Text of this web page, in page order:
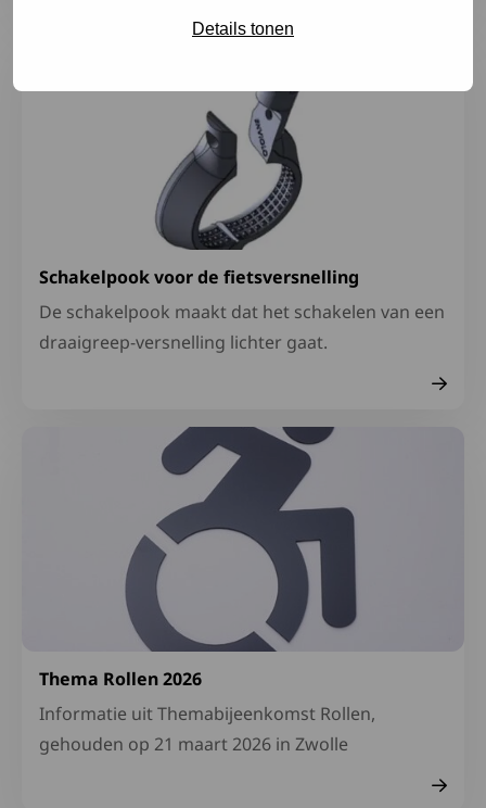
Details tonen
Schakelpook voor de fietsversnelling
De schakelpook maakt dat het schakelen van een
draaigreep-versnelling lichter gaat.
Lees meer over Schakelpook voor de fietsversnelling
Thema Rollen 2026
Informatie uit Themabijeenkomst Rollen,
gehouden op 21 maart 2026 in Zwolle
Lees meer over Thema Rollen 2026